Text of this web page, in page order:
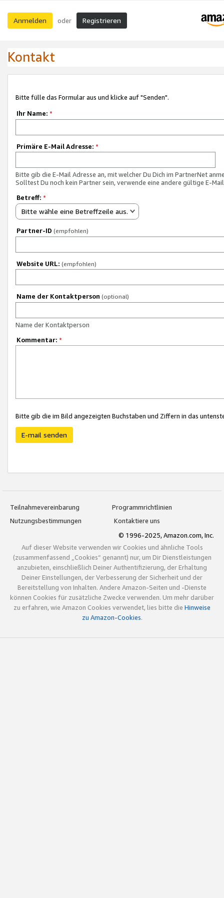
Anmelden oder Registrieren
Kontakt
Bitte fülle das Formular aus und klicke auf "Senden".
Ihr Name: *
Primäre E-Mail Adresse: *
Bitte gib die E-Mail Adresse an, mit welcher Du Dich im PartnerNet
Solltest Du noch kein Partner sein, verwende eine andere gültige E-
Betreff: *
Bitte wähle eine Betreffzeile aus.
Partner-ID (empfohlen)
Website URL: (empfohlen)
Name der Kontaktperson (optional)
Name der Kontaktperson
Kommentar: *
Bitte gib die im Bild angezeigten Buchstaben und Ziffern in das
E-mail senden
Teilnahmevereinbarung
Programmrichtlinien
Nutzungsbestimmungen
Kontaktiere uns
© 1996-2025, Amazon.com, Inc.
Auf dieser Website verwenden wir Cookies und ähnliche Tools
(zusammenfassend „Cookies“ genannt) nur, um Dir Dienstleistungen
anzubieten, einschließlich Deiner Authentifizierung, der Erhaltung
Deiner Einstellungen, der Verbesserung der Sicherheit und der
Bereitstellung von Inhalten. Andere Amazon-Seiten und -Dienste
können Cookies für zusätzliche Zwecke verwenden. Um mehr darüber
zu erfahren, wie Amazon Cookies verwendet, lies bitte die Hinweise
zu Amazon-Cookies.